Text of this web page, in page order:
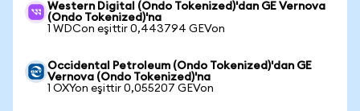
Western Digital (Ondo Tokenized)'dan GE Vernova
(Ondo Tokenized)'na
1 WDCon eşittir 0,443794 GEVon
Occidental Petroleum (Ondo Tokenized)'dan GE
Vernova (Ondo Tokenized)'na
1 OXYon eşittir 0,055207 GEVon